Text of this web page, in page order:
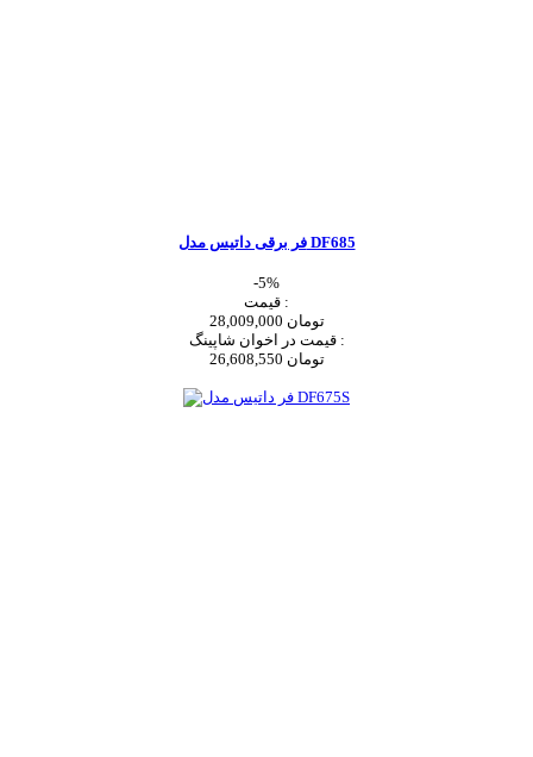
فر برقی داتیس مدل DF685
-5%
قیمت :
28,009,000 تومان
قیمت در اخوان شاپینگ :
26,608,550 تومان